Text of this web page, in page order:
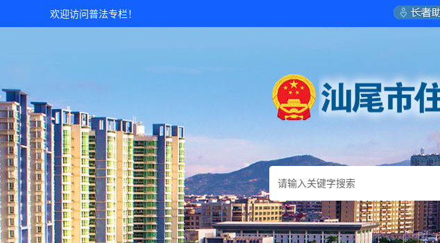
欢迎访问普法专栏！